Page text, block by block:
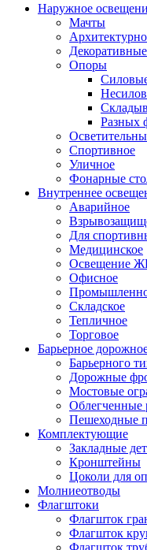
Наружное
Мачты
Опоры
Разных
Спортивное
Уличное
Фонарные
Внутреннее
Аварийное
Для
Медицинское
Освещение
Офисное
Складское
Тепличное
Торговое
Барьерное
Барьерного
Дорожные
Мостовые
Облегченные
Пешеходные
Комплектующие
Закладные
Кронштейны
Цоколи для
Молниеотводы
Флагштоки
Флагшток
Флагшток
Флагшток